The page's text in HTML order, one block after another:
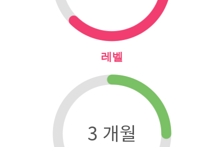
레벨
3 개월